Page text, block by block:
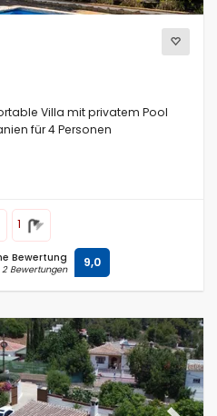
privatem Pool
für 4 Personen
1
Bewertung
2 Bewertungen 9,0